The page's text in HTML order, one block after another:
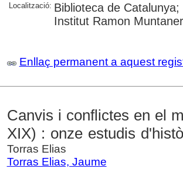
Localització: Biblioteca de
Institut Ramon
Enllaç permanent a aquest
Canvis i conflictes en el
XIX) : onze estudis
Torras Elias
Torras Elias, Jaume